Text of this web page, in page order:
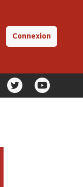
Connexion